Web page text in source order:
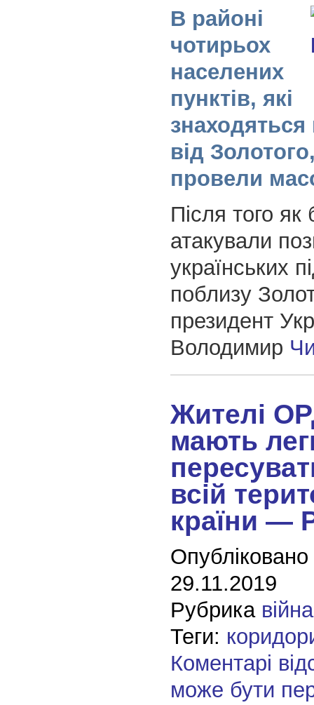
В районі
чотирьох
населених
пунктів, які
знаходяться
від
провели
Після того як
атакували
українських
поблизу
президент
Володимир
Жителі
мають
всій
країни —
29.11.2019
Рубрика війна
Теги:
Коментарі
може бути